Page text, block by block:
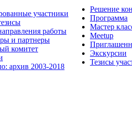
участники
работы
и партнеры
комитет
архив 2003-2018
Решение
Программа
Мастер
Meetup
Экскурсии
Тезисы